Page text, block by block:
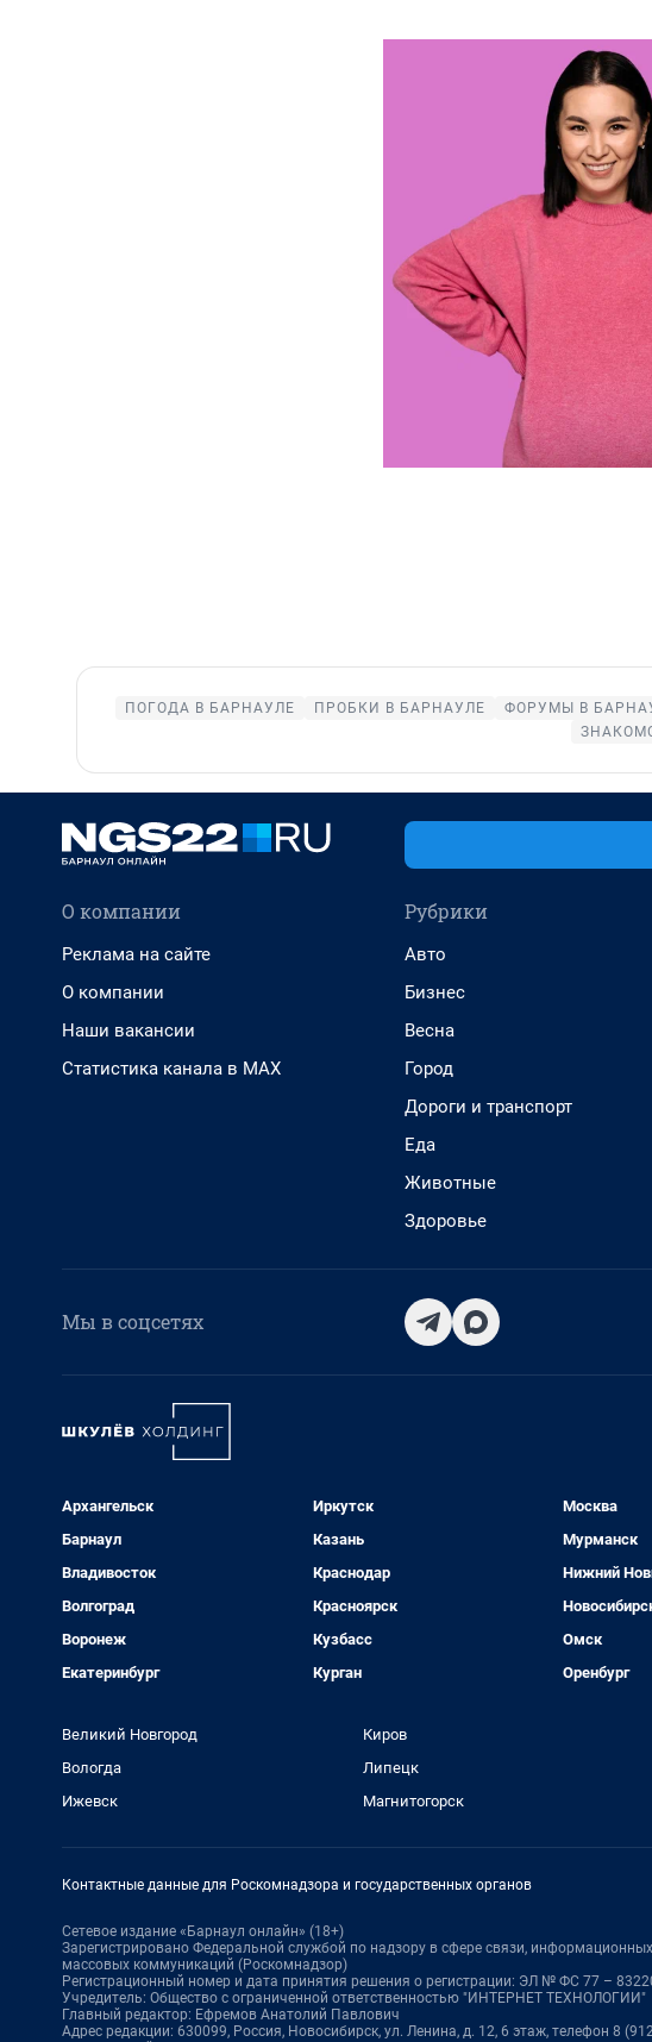
ПОГОДА В БАРНАУЛЕ ПРОБКИ В БАРНАУЛЕ ФОРУМЫ В
О компании
Реклама на сайте
О компании
Наши вакансии
Статистика канала в MAX
Рубрики
Авто
Бизнес
Весна
Город
Дороги и транспорт
Еда
Животные
Здоровье
Мы в соцсетях
Архангельск
Барнаул
Владивосток
Волгоград
Воронеж
Екатеринбург
Иркутск
Казань
Краснодар
Красноярск
Кузбасс
Курган
Москва
Мурманск
Нижний
Омск
Оренбург
Великий Новгород
Вологда
Ижевск
Киров
Липецк
Магнитогорск
Контактные данные для Роскомнадзора и государственных органов
Сетевое издание «Барнаул онлайн» (18+)
Зарегистрировано Федеральной службой по надзору в сфере связи,
массовых коммуникаций (Роскомнадзор)
Регистрационный номер и дата принятия решения о регистрации: ЭЛ № ФС 77 –
Учредитель: Общество с ограниченной ответственностью "ИНТЕРНЕТ ТЕХНОЛОГИИ"
Главный редактор: Ефремов Анатолий Павлович
Адрес редакции: 630099, Россия, Новосибирск, ул. Ленина, д. 12, 6 этаж, телефон 8